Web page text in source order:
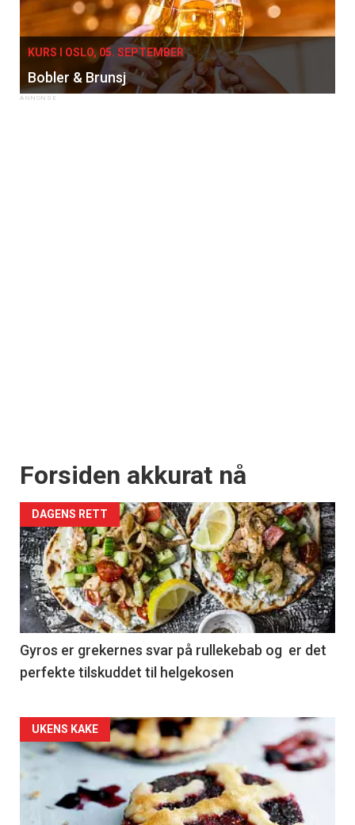
KURS I OSLO, 05. SEPTEMBER
Bobler & Brunsj
Forsiden akkurat nå
DAGENS RETT
Gyros er grekernes svar på rullekebab og er det
perfekte tilskuddet til helgekosen
Forsiden
akkurat
nå
UKENS KAKE